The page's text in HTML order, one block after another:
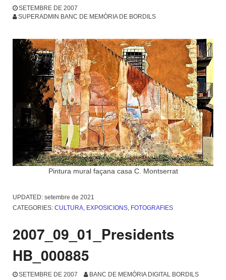
SETEMBRE DE 2007
SUPERADMIN BANC DE MEMÒRIA DE BORDILS
Pintura mural façana casa C. Montserrat
UPDATED: setembre de 2021
CATEGORIES: CULTURA, EXPOSICIONS, FOTOGRAFIES
2007_09_01_Presidents
HB_000885
SETEMBRE DE 2007 BANC DE MEMÒRIA DIGITAL BORDILS